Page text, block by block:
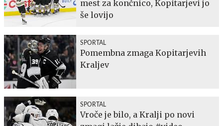
mest za končnico, Kopitarjevi jo
še lovijo
SPORTAL
Pomembna zmaga Kopitarjevih
Kraljev
SPORTAL
Vroče je bilo, a Kralji po novi